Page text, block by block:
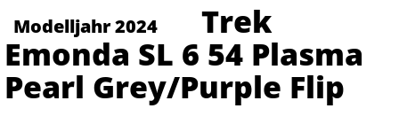
Modelljahr 2024
Trek
Emonda SL 6 54 Plasma
Pearl Grey/Purple Flip